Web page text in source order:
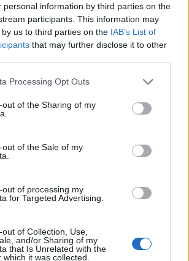
personal information by third parties on the
participants. This information may
us to third parties on the IAB’s List of
that may further disclose it to other
website/app uses one or more Google
visit or usage behaviour. You may click to
to Google and its third-party tags to
specified purposes in below Google
Processing Opt Outs
out of the Sharing of my
out of the Sale of my
out of processing my
for Targeted Advertising.
of Collection, Use,
and/or Sharing of my
that Is Unrelated with the
it was collected.
un fitness tracker elegante e